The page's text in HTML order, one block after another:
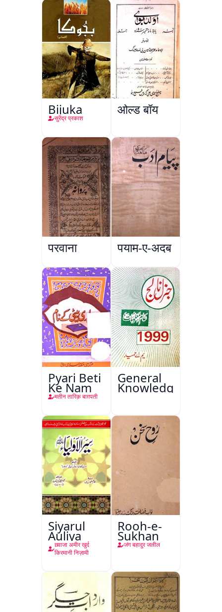
Bijuka
सुरेंद्र प्रकाश
ओल्ड बॉय
परवाना पयाम-ए-अदब
Pyari Beti
Ke Nam
मतीन तारिक़ बाग़पती
General
Knowledge
Siyarul
Auliya
ख़्वाजा अमीर खुर्द
किरमानी निज़ामी
Rooh-e-
Sukhan
जंग बहादुर जलील